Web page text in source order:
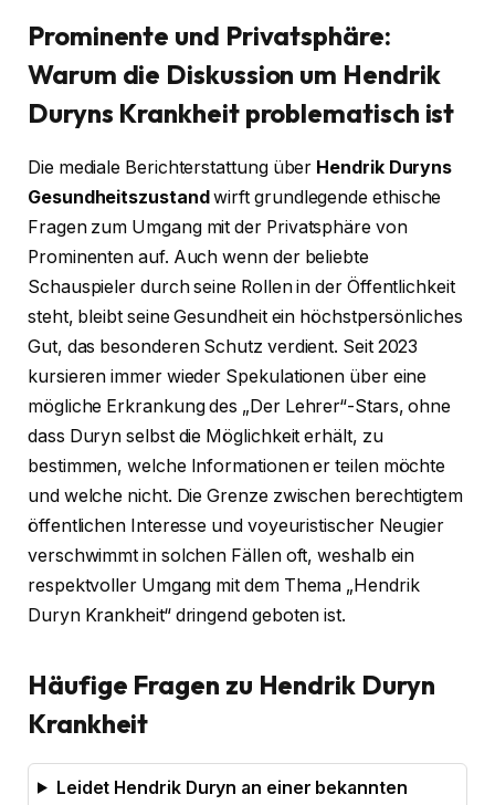
Prominente und Privatsphäre:
Warum die Diskussion um Hendrik
Duryns Krankheit problematisch ist
Die mediale Berichterstattung über Hendrik Duryns
Gesundheitszustandwirft grundlegende ethische
Fragen zum Umgang mit der Privatsphäre von
Prominenten auf. Auch wenn der beliebte
Schauspieler durch seine Rollen in der Öffentlichkeit
steht, bleibt seine Gesundheit ein höchstpersönliches
Gut, das besonderen Schutz verdient. Seit 2023
kursieren immer wieder Spekulationen über eine
mögliche Erkrankung des „Der Lehrer“-Stars, ohne
dass Duryn selbst die Möglichkeit erhält, zu
bestimmen, welche Informationen er teilen möchte
und welche nicht. Die Grenze zwischen berechtigtem
öffentlichen Interesse und voyeuristischer Neugier
verschwimmt in solchen Fällen oft, weshalb ein
respektvoller Umgang mit dem Thema „Hendrik
Duryn Krankheit“ dringend geboten ist.
Häufige Fragen zu Hendrik Duryn
Krankheit
Leidet Hendrik Duryn an einer bekannten